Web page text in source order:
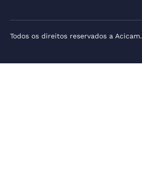
Todos os direitos reservados a Acicam.